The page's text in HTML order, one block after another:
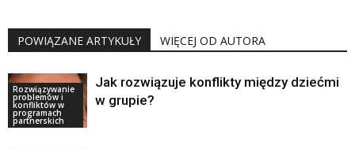
POWIĄZANE ARTYKUŁY WIĘCEJ OD AUTORA
Rozwiązywanie
problemów i
konfliktów w
programach
partnerskich
Jak rozwiązuje konflikty między dziećmi
w grupie?